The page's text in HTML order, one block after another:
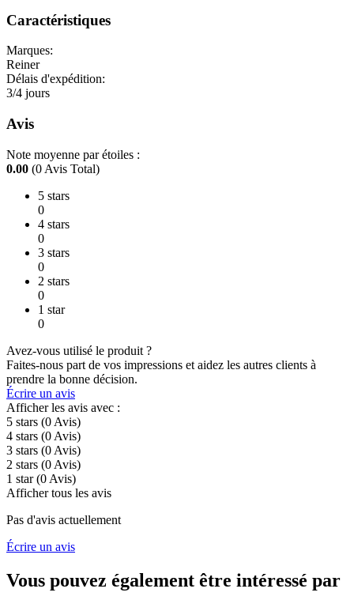
Caractéristiques
Marques:
Reiner
Délais d'expédition:
3/4 jours
Avis
Note moyenne par étoiles :
0.00 (0 Avis Total)
5 stars
0
4 stars
0
3 stars
0
2 stars
0
1 star
0
Avez-vous utilisé le produit ?
Faites-nous part de vos impressions et aidez les autres clients à
prendre la bonne décision.
Écrire un avis
Afficher les avis avec :
5 stars (0 Avis)
4 stars (0 Avis)
3 stars (0 Avis)
2 stars (0 Avis)
1 star (0 Avis)
Afficher tous les avis
Pas d'avis actuellement
Écrire un avis
Vous pouvez également être intéressé par